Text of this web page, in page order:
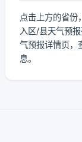
点击上方的省份
入区/县天气预
气预报详情页，
息。